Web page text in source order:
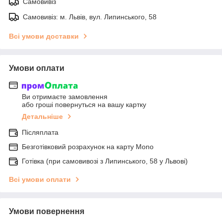
Самовивіз: м. Львів, вул. Липинського, 58
Всі умови доставки
Умови оплати
Ви отримаєте замовлення
або гроші повернуться на вашу картку
Детальніше
Післяплата
Безготівковий розрахунок на карту Mono
Готівка (при самовивозі з Липинського, 58 у Львові)
Всі умови оплати
Умови повернення